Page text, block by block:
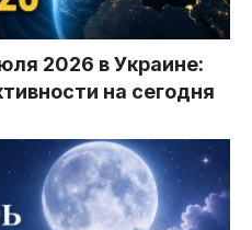
2026 в Украине:
на сегодня